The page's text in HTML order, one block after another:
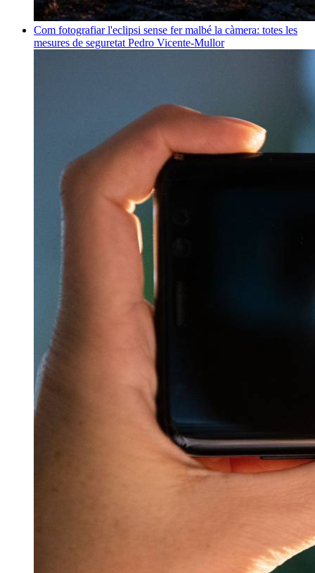
Com fotografiar l'eclipsi sense fer malbé la càmera: totes les
mesures de seguretat Pedro Vicente-Mullor